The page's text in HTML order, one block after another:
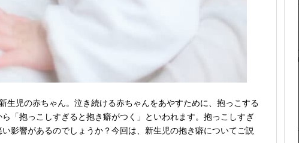
生児の赤ちゃん。泣き続ける赤ちゃんをあやすために、抱っこする
「抱っこしすぎると抱き癖がつく」といわれます。抱っこしすぎ
影響があるのでしょうか？今回は、新生児の抱き癖についてご説